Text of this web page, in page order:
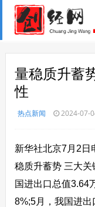
量稳质升蓄
性
热点新闻 2024-07-
新华社北京7月2日
稳质升蓄势 三大
国进出口总值3.64
8%;5月，我国进